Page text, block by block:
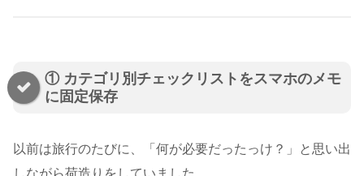
① カテゴリ別チェックリストをスマホのメモ
に固定保存
以前は旅行のたびに、「何が必要だったっけ？」と思い出
しながら荷造りをしていました。